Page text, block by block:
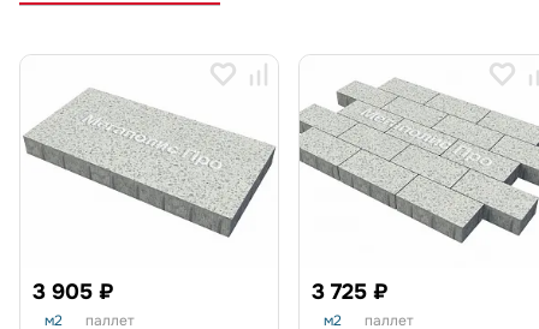
3 905 ₽
м2 паллет
3 725 ₽
м2 паллет